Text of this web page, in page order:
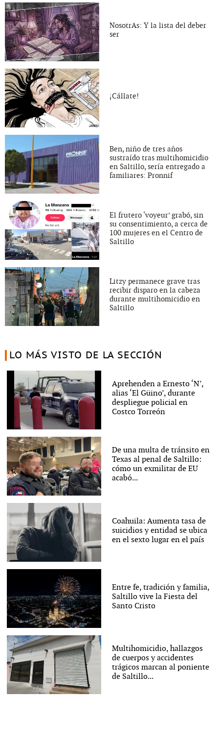
NosotrAs: Y la lista del deber
ser
¡Cállate!
Ben, niño de tres años
sustraído tras multihomicidio
en Saltillo, sería entregado a
familiares: Pronnif
El frutero ‘voyeur’ grabó, sin
su consentimiento, a cerca de
100 mujeres en el Centro de
Saltillo
Litzy permanece grave tras
recibir disparo en la cabeza
durante multihomicidio en
Saltillo
LO MÁS VISTO DE LA SECCIÓN
Aprehenden a Ernesto ‘N’,
alias ‘El Güino’, durante
despliegue policial en
Costco Torreón
De una multa de tránsito en
Texas al penal de Saltillo:
cómo un exmilitar de EU
acabó...
Coahuila: Aumenta tasa de
suicidios y entidad se ubica
en el sexto lugar en el país
Entre fe, tradición y familia,
Saltillo vive la Fiesta del
Santo Cristo
Multihomicidio, hallazgos
de cuerpos y accidentes
trágicos marcan al poniente
de Saltillo...